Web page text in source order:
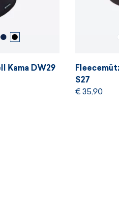
Kama DW29
S27
€ 35,90